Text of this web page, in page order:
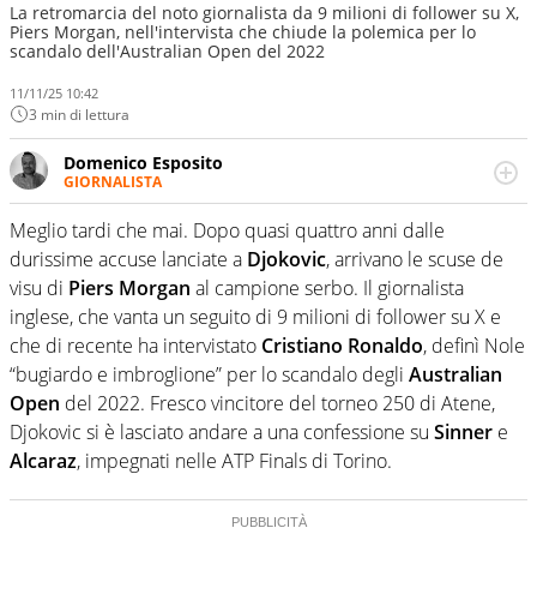
La retromarcia del noto giornalista da 9 milioni di follower su X,
Piers Morgan, nell'intervista che chiude la polemica per lo
scandalo dell'Australian Open del 2022
11/11/25 10:42
3 min di lettura
Domenico Esposito
GIORNALISTA
Da vent’anni in campo e sul campo per vivere ogni evento
in tutte le sue sfaccettature. Passione smisurata per il
calcio e per la sfera di cuoio. Il pallone è una cosa
serissima, guai a dirgli di no
Meglio tardi che mai. Dopo quasi quattro anni dalle
durissime accuse lanciate a Djokovic, arrivano le scuse de
visu di Piers Morgan al campione serbo. Il giornalista
inglese, che vanta un seguito di 9 milioni di follower su X e
che di recente ha intervistato Cristiano Ronaldo, definì Nole
“bugiardo e imbroglione” per lo scandalo degli Australian
Open del 2022. Fresco vincitore del torneo 250 di Atene,
Djokovic si è lasciato andare a una confessione su Sinner e
Alcaraz, impegnati nelle ATP Finals di Torino.